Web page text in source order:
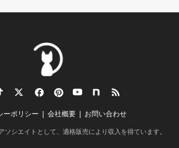
YouTube note RSS
ーポリシー 会社概要 お問い合わせ
ソシエイトとして、適格販売により収入を得ています。